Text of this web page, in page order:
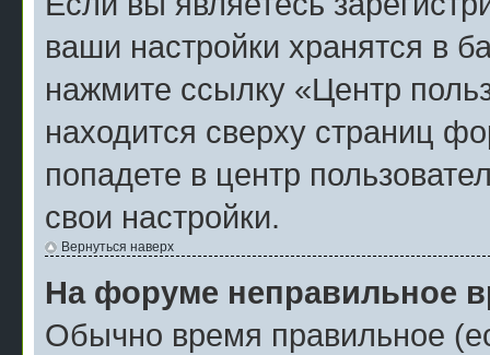
ваши настройки хранятся в
нажмите ссылку «Центр
находится сверху страниц
попадете в центр
свои настройки.
Вернуться наверх
На форуме неправильное
Обычно время правильное